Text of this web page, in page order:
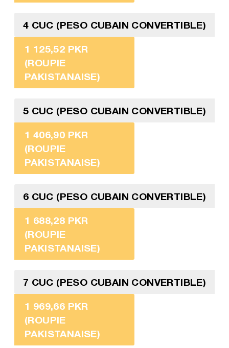
4 CUC (PESO CUBAIN CONVERTIBLE)
1 125,52 PKR
(ROUPIE
PAKISTANAISE)
5 CUC (PESO CUBAIN CONVERTIBLE)
1 406,90 PKR
(ROUPIE
PAKISTANAISE)
6 CUC (PESO CUBAIN CONVERTIBLE)
1 688,28 PKR
(ROUPIE
PAKISTANAISE)
7 CUC (PESO CUBAIN CONVERTIBLE)
1 969,66 PKR
(ROUPIE
PAKISTANAISE)